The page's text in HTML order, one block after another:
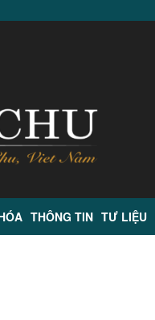
THÔNG TIN TƯ LIỆU